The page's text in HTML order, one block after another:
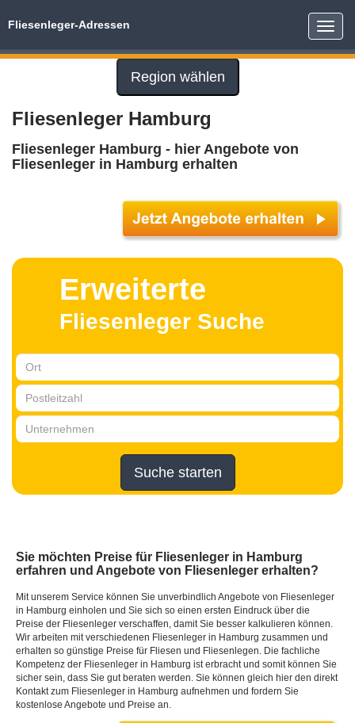
Toggle
Fliesenleger-Adressen
Region wählen
Fliesenleger Hamburg
Fliesenleger Hamburg - hier Angebote von
Fliesenleger in Hamburg erhalten
Erweiterte
Fliesenleger Suche
Suche starten
Sie möchten Preise für Fliesenleger in Hamburg
erfahren und Angebote von Fliesenleger erhalten?
Mit unserem Service können Sie unverbindlich Angebote von Fliesenleger
in Hamburg einholen und Sie sich so einen ersten Eindruck über die
Preise der Fliesenleger verschaffen, damit Sie besser kalkulieren können.
Wir arbeiten mit verschiedenen Fliesenleger in Hamburg zusammen und
erhalten so günstige Preise für Fliesen und Fliesenlegen. Die fachliche
Kompetenz der Fliesenleger in Hamburg ist erbracht und somit können Sie
sicher sein, dass Sie gut beraten werden. Sie können gleich hier den direkt
Kontakt zum Fliesenleger in Hamburg aufnehmen und fordern Sie
kostenlose Angebote und Preise an.